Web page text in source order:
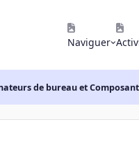
Naviguer
de bureau et